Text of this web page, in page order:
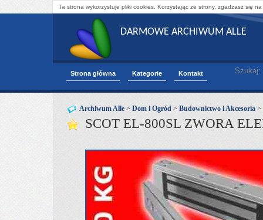
Ta strona wykorzystuje pliki cookies. Korzystając ze strony, zgadzasz się
DARMOWE ARCHIWUM ALLE
Strona główna Kategorie Kontakt Szukaj:
Archiwum Alle > Dom i Ogród > Budownictwo i Akcesoria >
SCOT EL-800SL ZWORA